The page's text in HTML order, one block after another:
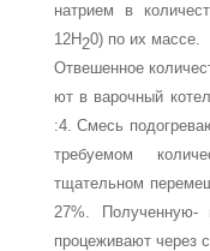
на­трием в
12Н20) по их массе.
Отвешенное
ют в варочный
:4. Смесь
тре­буемом
тщательном
27%. Полученную-
процеживают через